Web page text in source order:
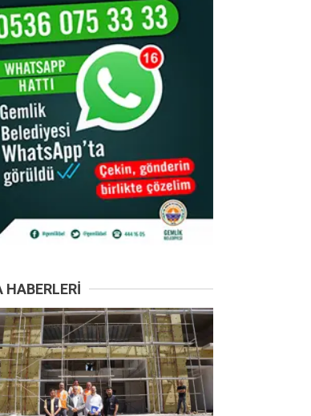
HABERLERI